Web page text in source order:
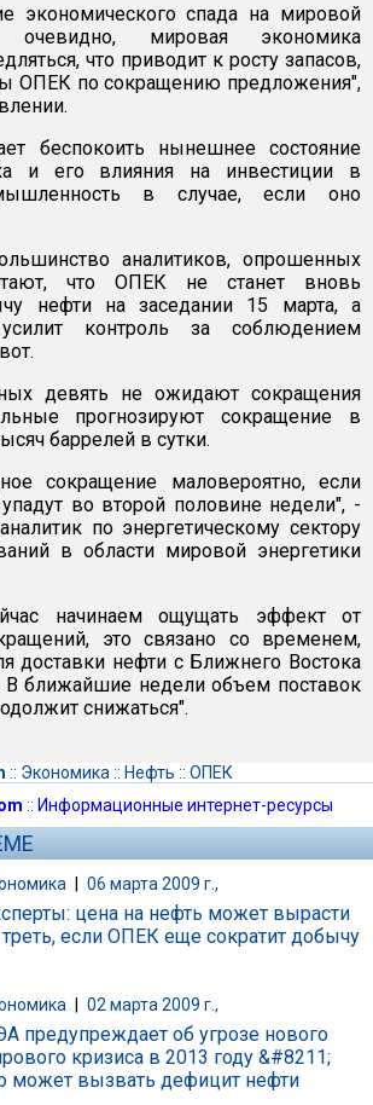
экономического спада на мировой
мировая экономика
что приводит к росту запасов,
ОПЕК по сокращению предложения",
беспокоить нынешнее состояние
и его влияния на инвестиции в
в случае, если оно
аналитиков, опрошенных
что ОПЕК не станет вновь
нефти на заседании 15 марта, а
контроль за соблюдением
девять не ожидают сокращения
прогнозируют сокращение в
баррелей в сутки.
сокращение маловероятно, если
во второй половине недели", -
по энергетическому сектору
в области мировой энергетики
начинаем ощущать эффект от
это связано со временем,
доставки нефти с Ближнего Востока
ближайшие недели объем поставок
снижаться".
:: Экономика :: Нефть :: ОПЕК
:: Информационные интернет-ресурсы
| 06 марта 2009 г.,
цена на нефть может вырасти
треть, если ОПЕК еще сократит добычу
02 марта 2009 г.,
предупреждает об угрозе нового
кризиса в 2013 году &#8211;
может вызвать дефицит нефти